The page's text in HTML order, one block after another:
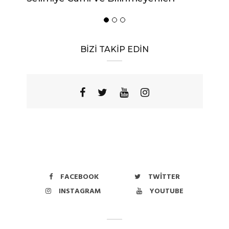
BİZİ TAKİP EDİN
FACEBOOK
TWITTER
INSTAGRAM
YOUTUBE